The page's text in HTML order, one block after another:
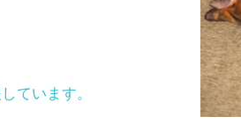
ています。